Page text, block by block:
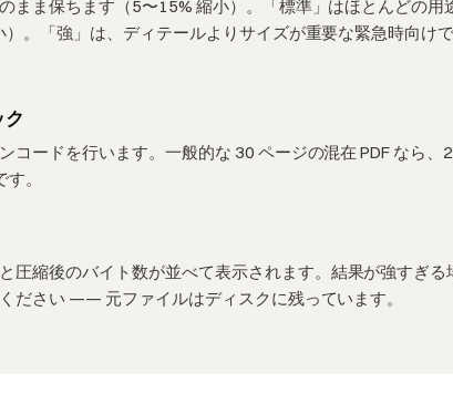
まま保ちます（5〜15% 縮小）。「標準」はほとんどの用
。「強」は、ディテールよりサイズが重要な緊急時向け
ク
コードを行います。一般的な 30 ページの混在 PDF なら、
。
圧縮後のバイト数が並べて表示されます。結果が強すぎる
ださい —— 元ファイルはディスクに残っています。